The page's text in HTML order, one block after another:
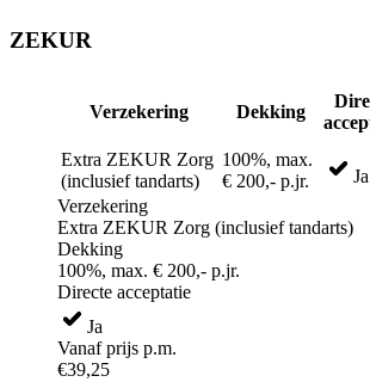
ZEKUR
Verzekering Dekking
Extra ZEKUR Zorg
(inclusief tandarts)
100%, max.
€ 200,- p.jr.
Ja
Verzekering
Extra ZEKUR Zorg (inclusief tandarts)
Dekking
100%, max. € 200,- p.jr.
Directe acceptatie
Ja
Vanaf prijs p.m.
€39,25